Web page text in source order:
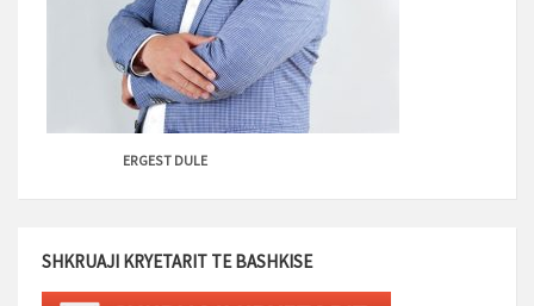
ERGEST DULE
SHKRUAJI KRYETARIT TE BASHKISE